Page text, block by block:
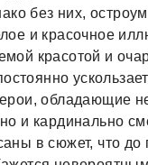
без них,
и красочное
красотой и
обладающие
и кардинально
в сюжет, что